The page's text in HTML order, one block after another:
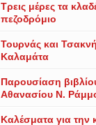
Τρεις μέρες τα
πεζοδρόμιο
Τουρνάς και
Καλαμάτα
Παρουσίαση
Αθανασίου Ν.
Καλέσματα για την